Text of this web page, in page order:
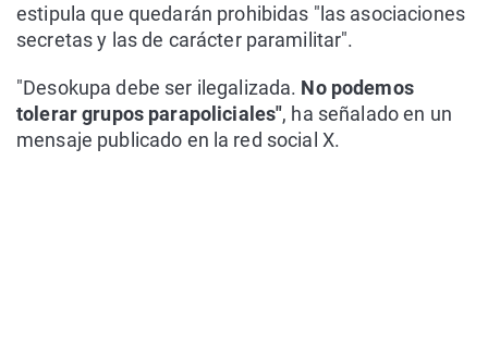
estipula que quedarán prohibidas "las asociaciones
secretas y las de carácter paramilitar".
"Desokupa debe ser ilegalizada. No podemos
tolerar grupos parapoliciales", ha señalado en un
mensaje publicado en la red social X.